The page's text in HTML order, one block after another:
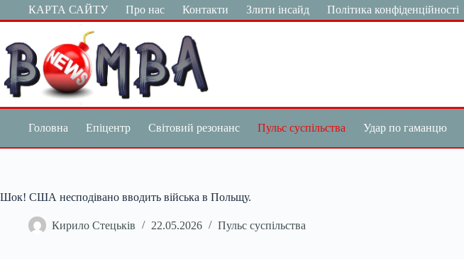
Перейти
до
КАРТА САЙТУ Про нас Контакти Злити інсайд Політика конфіденційності
Головна Епіцентр Світовий резонанс Пульс суспільства Удар по гаманцю
Шок! США несподівано вводить війська в Польщу.
Кирило Стецьків 22.05.2026 Пульс суспільства